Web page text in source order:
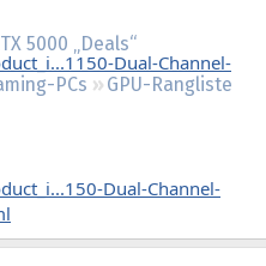
5000 „Deals“
PCs
GPU-Rangliste
Dual-Channel-
Dual-Channel-